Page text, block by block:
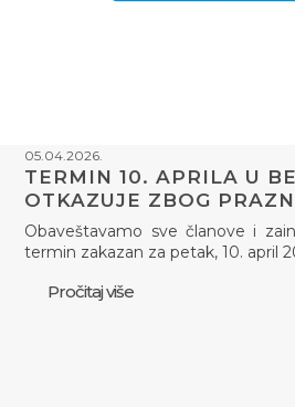
05.04.2026.
TERMIN 10. APRILA U
OTKAZUJE ZBOG
Obaveštavamo sve članove i
termin zakazan za petak, 10. april
Pročitaj više